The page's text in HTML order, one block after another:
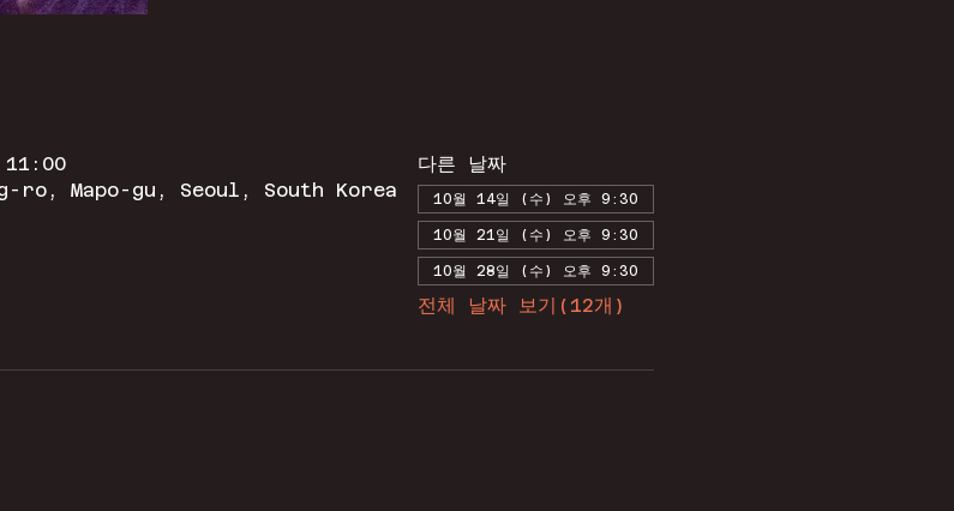
11:00
ro, Mapo-gu, Seoul, South Korea
다른 날짜
10월 14일 (수) 오후 9:30
10월 21일 (수) 오후 9:30
10월 28일 (수) 오후 9:30
전체 날짜 보기(12개)